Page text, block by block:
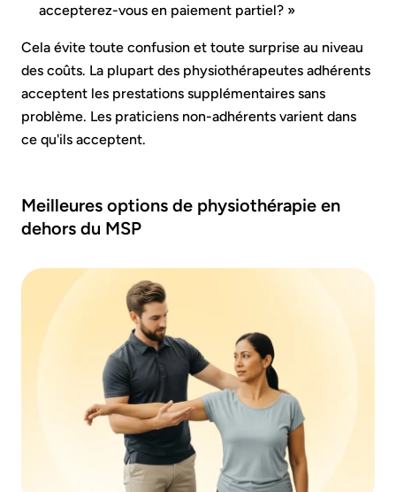
accepterez-vous en paiement partiel? »
Cela évite toute confusion et toute surprise au niveau
des coûts. La plupart des physiothérapeutes adhérents
acceptent les prestations supplémentaires sans
problème. Les praticiens non-adhérents varient dans
ce qu'ils acceptent.
Meilleures options de physiothérapie en
dehors du MSP